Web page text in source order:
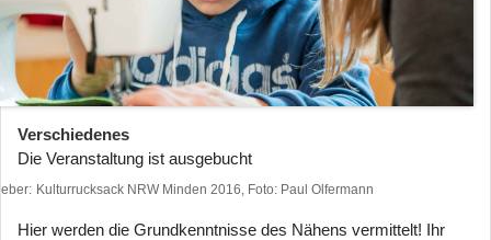
Verschiedenes
Die Veranstaltung ist ausgebucht
Kulturrucksack NRW Minden 2016, Foto: Paul Olfermann
Hier werden die Grundkenntnisse des Nähens vermittelt! Ihr